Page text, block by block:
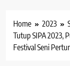
Home 2023
Tutup SIPA 2023,
Festival Seni